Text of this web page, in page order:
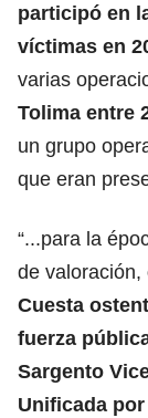
participó en
víctimas en
varias
Tolima entre
un grupo
que eran
“...para la
de valoración,
Cuesta
fuerza
Sargento
Unificada